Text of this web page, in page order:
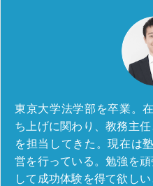
東京大学法学部を卒業。
ち上げに関わり、教務主
を担当してきた。現在は
営を行っている。勉強を
して成功体験を得て欲し